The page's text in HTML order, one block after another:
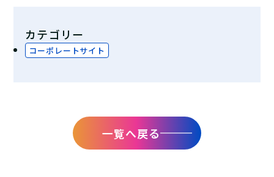
カテゴリー
コーポレートサイト
一覧へ戻る